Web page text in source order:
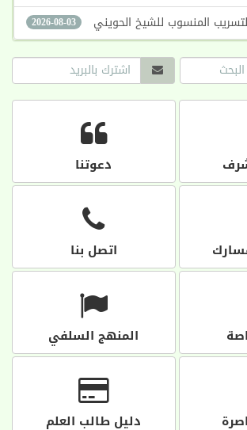
2026-08-03 المنسوب للشيخ الحويني
دعوتنا
اتصل بنا
المنهج السلفي
دليل طالب العلم